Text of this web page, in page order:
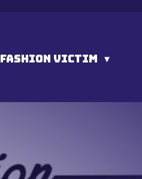
FASHION VICTIM